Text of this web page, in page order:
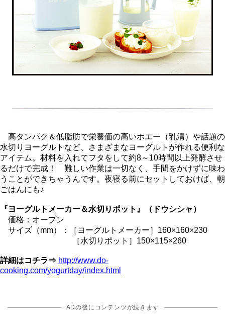
高タンパク＆低脂肪で栄養価の高いホエー（乳清）や話題の
水切りヨーグルトなど、さまざまなヨーグルトが作れる便利な
アイテム。材料を入れてフタをして約8～10時間以上発酵させ
るだけで完成！ 難しい作業は一切なく、手間をかけずに味わ
うことができちゃうんです。夜寝る前にセットしておけば、朝
ごはんにも♪
『ヨーグルトメーカー＆水切りポット』（ドウシシャ）
価格：オープン
サイズ（mm）：［ヨーグルトメーカー］160×160×230
［水切りポット］150×115×260
詳細はコチラ⇒ http://www.do-
cooking.com/yogurtday/index.html
ADの後にコンテンツが続きます